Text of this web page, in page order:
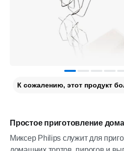
Простое приготовление
Миксер Philips служит для
К сожалению, этот продукт